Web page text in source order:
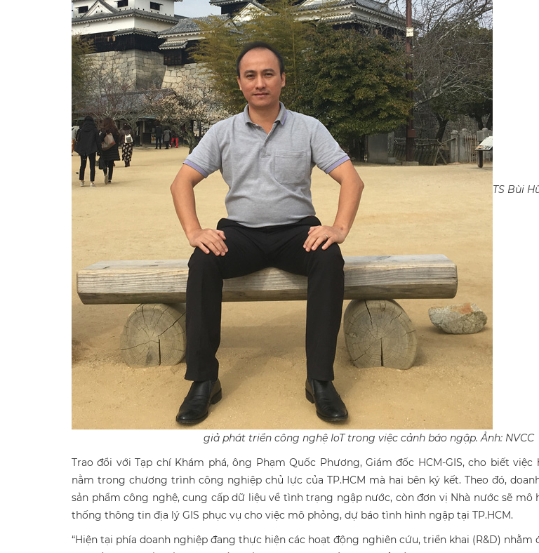
TS Bùi
giả phát triển công nghệ IoT trong việc cảnh báo ngập. Ảnh: NVCC
Trao đổi với Tạp chí Khám phá, ông Phạm Quốc Phương, Giám đốc HCM-GIS, cho biết
nằm trong chương trình công nghiệp chủ lực của TP.HCM mà hai bên ký kết. Theo đó,
sản phẩm công nghệ, cung cấp dữ liệu về tình trạng ngập nước, còn đơn vị Nhà nước sẽ mô
thống thông tin địa lý GIS phục vụ cho việc mô phỏng, dự báo tình hình ngập tại TP.HCM.
“Hiện tại phía doanh nghiệp đang thực hiện các hoạt động nghiên cứu, triển khai (R&D) nhằm